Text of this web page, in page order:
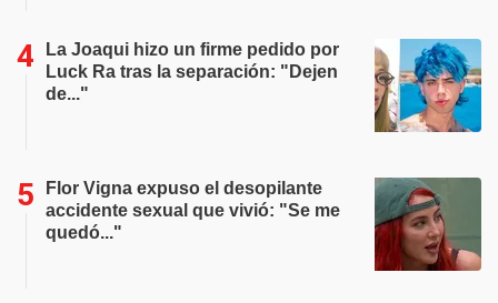
La Joaqui hizo un firme pedido por
Luck Ra tras la separación: "Dejen
de..."
Flor Vigna expuso el desopilante
accidente sexual que vivió: "Se me
quedó..."